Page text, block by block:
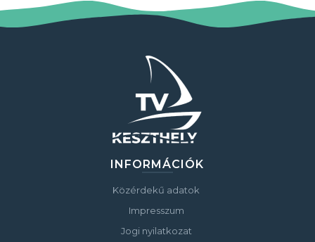
INFORMÁCIÓK
Közérdekű adatok
Impresszum
Jogi nyilatkozat